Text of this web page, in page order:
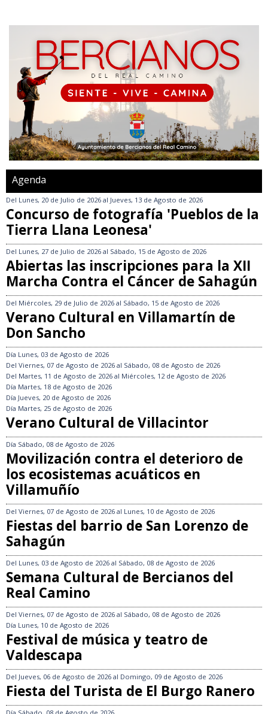
Agenda
Del Lunes, 20 de Julio de 2026 al Jueves, 13 de Agosto de 2026
Concurso de fotografía 'Pueblos de la
Tierra Llana Leonesa'
Del Lunes, 27 de Julio de 2026 al Sábado, 15 de Agosto de 2026
Abiertas las inscripciones para la XII
Marcha Contra el Cáncer de Sahagún
Del Miércoles, 29 de Julio de 2026 al Sábado, 15 de Agosto de 2026
Verano Cultural en Villamartín de
Don Sancho
Día Lunes, 03 de Agosto de 2026
Del Viernes, 07 de Agosto de 2026 al Sábado, 08 de Agosto de 2026
Del Martes, 11 de Agosto de 2026 al Miércoles, 12 de Agosto de 2026
Día Martes, 18 de Agosto de 2026
Día Jueves, 20 de Agosto de 2026
Día Martes, 25 de Agosto de 2026
Verano Cultural de Villacintor
Día Sábado, 08 de Agosto de 2026
Movilización contra el deterioro de
los ecosistemas acuáticos en
Villamuñío
Del Viernes, 07 de Agosto de 2026 al Lunes, 10 de Agosto de 2026
Fiestas del barrio de San Lorenzo de
Sahagún
Del Lunes, 03 de Agosto de 2026 al Sábado, 08 de Agosto de 2026
Semana Cultural de Bercianos del
Real Camino
Del Viernes, 07 de Agosto de 2026 al Sábado, 08 de Agosto de 2026
Día Lunes, 10 de Agosto de 2026
Festival de música y teatro de
Valdescapa
Del Jueves, 06 de Agosto de 2026 al Domingo, 09 de Agosto de 2026
Fiesta del Turista de El Burgo Ranero